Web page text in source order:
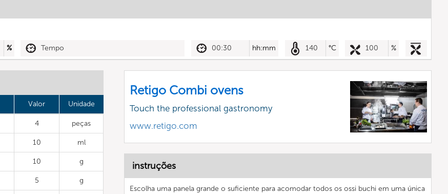
% Tempo 00:30 hh:mm 140 °C 100 %
Valor Unidade
4 peças
10 ml
10 g
5 g
Retigo Combi ovens
Touch the professional gastronomy
www.retigo.com
instruções
Escolha uma panela grande o suficiente para acomodar todos os ossi buchi em uma única